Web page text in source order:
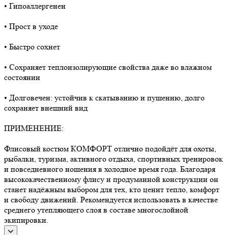
• Гипоаллергенен
• Прост в уходе
• Быстро сохнет
• Сохраняет теплоизолирующие свойства даже во влажном
состоянии
• Долговечен: устойчив к скатыванию и пушению, долго
сохраняет внешний вид
ПРИМЕНЕНИЕ:
Флисовый костюм КОМФОРТ отлично подойдёт для охоты,
рыбалки, туризма, активного отдыха, спортивных тренировок
и повседневного ношения в холодное время года. Благодаря
высококачественному флису и продуманной конструкции он
станет надёжным выбором для тех, кто ценит тепло, комфорт
и свободу движений. Рекомендуется использовать в качестве
среднего утепляющего слоя в составе многослойной
экипировки.